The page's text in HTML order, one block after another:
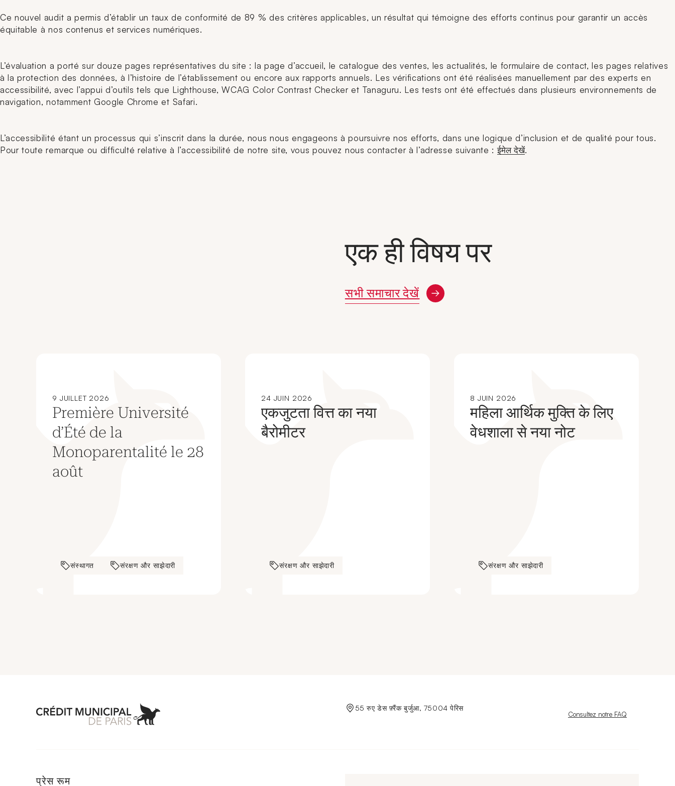
Ce nouvel audit a permis d’établir un taux de conformité de 89 % des critères applicables, un résultat qui témoigne des efforts continus pour garantir un accès
équitable à nos contenus et services numériques.
L’évaluation a porté sur douze pages représentatives du site : la page d’accueil, le catalogue des ventes, les actualités, le formulaire de contact, les pages relatives
à la protection des données, à l’histoire de l’établissement ou encore aux rapports annuels. Les vérifications ont été réalisées manuellement par des experts en
accessibilité, avec l’appui d’outils tels que Lighthouse, WCAG Color Contrast Checker et Tanaguru. Les tests ont été effectués dans plusieurs environnements de
navigation, notamment Google Chrome et Safari.
L’accessibilité étant un processus qui s’inscrit dans la durée, nous nous engageons à poursuivre nos efforts, dans une logique d’inclusion et de qualité pour tous.
Pour toute remarque ou difficulté relative à l’accessibilité de notre site, vous pouvez nous contacter à l’adresse suivante :ईमेल देखें.
एक ही विषय पर
सभी समाचार देखें
9 JUILLET 2026
Première Université
d’Été de la
Monoparentalité le 28
août
संस्थागत संरक्षण और साझेदारी
24 JUIN 2026
एकजुटता वित्त का नया
बैरोमीटर
संरक्षण और साझेदारी
8 JUIN 2026
महिला आर्थिक मुक्ति के लिए
वेधशाला से नया नोट
संरक्षण और साझेदारी
Aller à l'accueil de Crédit Municipal de Paris 55 रुए डेस फ़्रैंक बुर्जुआ, 75004 पेरिस
Nouvelle fenêtre
Consultez notre FAQ
प्रेस रूम